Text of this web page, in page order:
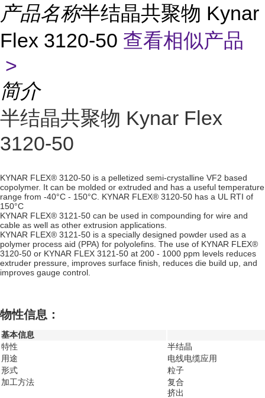
产品名称半结晶共聚物 Kynar
Flex 3120-50 查看相似产品
>
简介
半结晶共聚物 Kynar Flex
3120-50
KYNAR FLEX® 3120-50 is a pelletized semi-crystalline VF2 based
copolymer. It can be molded or extruded and has a useful temperature
range from -40°C - 150°C. KYNAR FLEX® 3120-50 has a UL RTI of
150°C
KYNAR FLEX® 3121-50 can be used in compounding for wire and
cable as well as other extrusion applications.
KYNAR FLEX® 3121-50 is a specially designed powder used as a
polymer process aid (PPA) for polyolefins. The use of KYNAR FLEX®
3120-50 or KYNAR FLEX 3121-50 at 200 - 1000 ppm levels reduces
extruder pressure, improves surface finish, reduces die build up, and
improves gauge control.
物性信息：
基本信息
特性
半结晶
用途
电线电缆应用
形式
粒子
加工方法
复合
挤出